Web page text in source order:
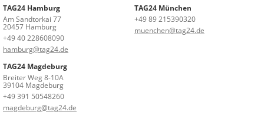
TAG24 Hamburg
Am Sandtorkai 77
20457 Hamburg
+49 40 228608090
hamburg@tag24.de
TAG24 München
+49 89 215390320
muenchen@tag24.de
TAG24 Magdeburg
Breiter Weg 8-10A
39104 Magdeburg
+49 391 50548260
magdeburg@tag24.de